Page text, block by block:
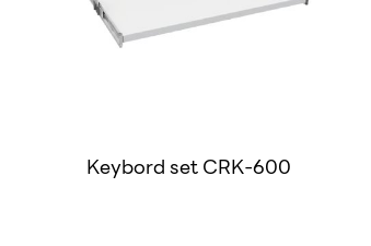
Keybord set CRK-600